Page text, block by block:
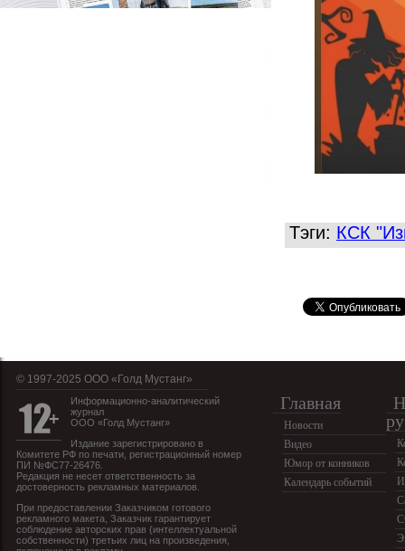
Тэги: КСК
© 1997-2025 OOO «Голд Мустанг»
Информационно-аналитический
журнал
ООО «Голд Мустанг»
Издание зарегистрировано в
Комитете РФ по печати, регистрационный номер
ПИ №ФС77-26476.
Редакция не несет ответственность за
достоверность рекламных материалов.
При предоставлении Заказчиком готового
рекламного макета, Заказчик гарантирует
соблюдение авторских прав (интеллектуальной
собственности) третьих лиц на произведения,
Главная
Новости
Видео
Юмор от конников
Календарь событий